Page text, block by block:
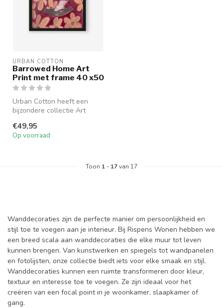
URBAN COTTON
Barrowed Home Art
Print met frame 40 x50
Urban Cotton heeft een
bijzondere collectie Art
ontwerpe...
€49,95
Op voorraad
Toon 1 - 17van 17
Wanddecoraties zijn de perfecte manier om persoonlijkheid en
stijl toe te voegen aan je interieur. Bij Rispens Wonen hebben we
een breed scala aan wanddecoraties die elke muur tot leven
kunnen brengen. Van kunstwerken en spiegels tot wandpanelen
en fotolijsten, onze collectie biedt iets voor elke smaak en stijl.
Wanddecoraties kunnen een ruimte transformeren door kleur,
textuur en interesse toe te voegen. Ze zijn ideaal voor het
creëren van een focal point in je woonkamer, slaapkamer of
gang.